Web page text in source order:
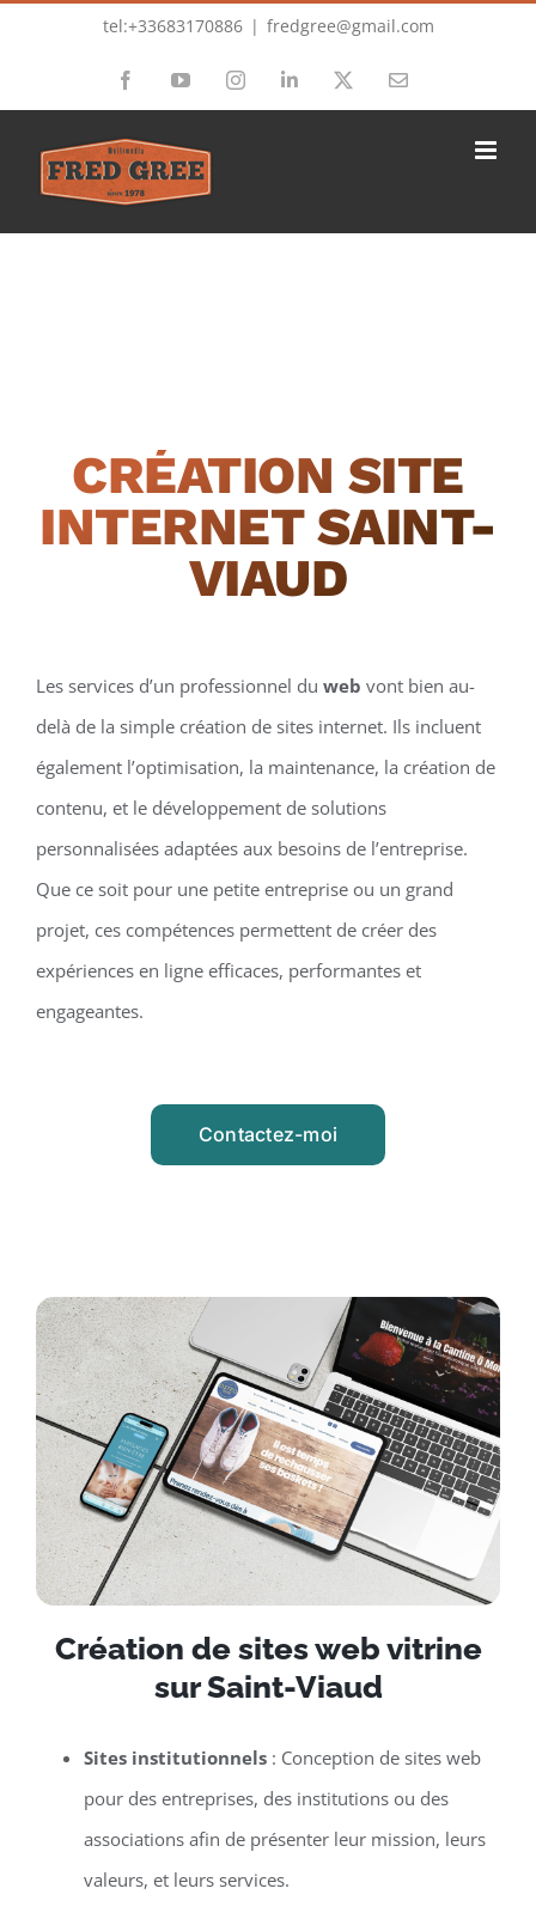
tel:+33683170886 | fredgree@gmail.com
FacebookYouTubeInstagramLinkedIn Email
CRÉATION SITE
INTERNET SAINT-
VIAUD
Les services d’un professionnel du web vont bien au-
delà de la simple création de sites internet. Ils incluent
également l’optimisation, la maintenance, la création de
contenu, et le développement de solutions
personnalisées adaptées aux besoins de l’entreprise.
Que ce soit pour une petite entreprise ou un grand
projet, ces compétences permettent de créer des
expériences en ligne efficaces, performantes et
engageantes.
Contactez-moi
Création de sites web vitrine
sur Saint-Viaud
Sites institutionnels: Conception de sites web
pour des entreprises, des institutions ou des
associations afin de présenter leur mission, leurs
valeurs, et leurs services.